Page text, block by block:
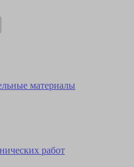
материалы
работ